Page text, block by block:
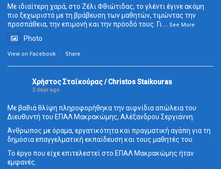
Με ιδιαίτερη χαρά, στο Ζέλι Φθιώτιδας, το γλέντι έγινε ακόμη
πιο ξεχωριστό με τη βράβευση των μαθητών, τιμώντας την
προσπάθεια, την επιμονή και την πρόοδό τους. Γι... See More
Photo
View on Facebook · Share
Χρήστος Σταϊκούρας / Christos Staikouras
2 days ago
Με βαθιά θλίψη πληροφορήθηκα την αιφνίδια απώλεια του
Διευθυντή του ΕΠΑΛ Μακρακώμης, Αλέξανδρου Σεργιάννη.
Άνθρωπος με όραμα, εργατικότητα και πραγματική αγάπη για τη
δημόσια επαγγελματική εκπαίδευση και τους μαθητές του.
Το έργο που είχε επιτελεστεί στο ΕΠΑΛ Μακρακώμης ήταν
εμφανές.